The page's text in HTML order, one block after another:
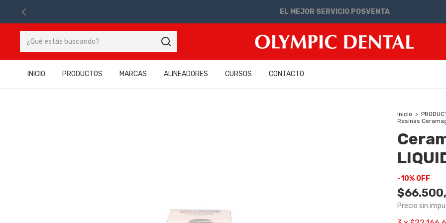
EL MEJOR SERVICIO POSVENTA
INICIO PRODUCTOS MARCAS ALINEADORES CURSOS CONTACTO
Inicio >
Resinas
-10% OFF
Precio sin